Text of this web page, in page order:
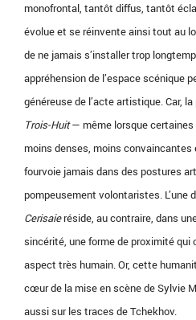
monofrontal, tantôt diffus, tantôt
évolue et se réinvente ainsi tout au
de ne jamais s’installer trop
appréhension de l’espace scénique
généreuse de l’acte artistique. Car,
Trois-Huit— même lorsque certaines
moins denses, moins
fourvoie jamais dans des postures
pompeusement volontaristes. L’une
Cerisaieréside, au contraire, dans
sincérité, une forme de proximité qui
aspect très humain. Or, cette
cœur de la mise en scène de Sylvie
aussi sur les traces de Tchekhov.